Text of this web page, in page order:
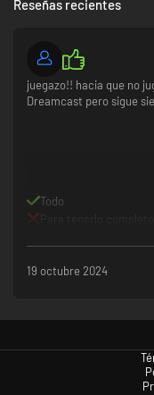
Reseñas recientes
juegazo!! hacia que no
Dreamcast pero sigue
Todo
19 octubre 2024